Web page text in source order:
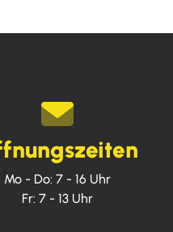
Mo - Do: 7 - 16 Uhr
Fr: 7 - 13 Uhr